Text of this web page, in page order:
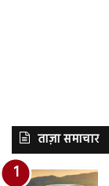
ताज़ा समाचार